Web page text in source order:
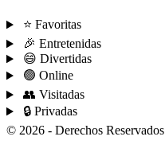
⭐ Favoritas
🎉 Entretenidas
😄 Divertidas
🟢 Online
👥 Visitadas
🔒 Privadas
© 2026 - Derechos Reservados